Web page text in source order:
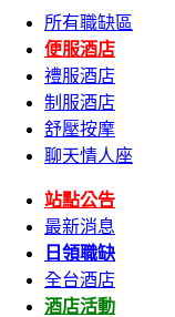
所有職缺區
便服酒店
禮服酒店
制服酒店
舒壓按摩
聊天情人座
站點公告
最新消息
日領職缺
全台酒店
酒店活動